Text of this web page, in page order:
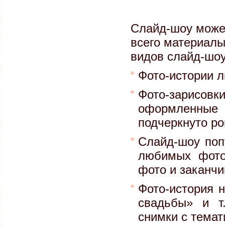
Слайд-шоу
всего
видов слайд-
Фото-истории
Фото-
оформленные
подчеркнуто
Слайд-шоу
любимых
фото и
Фото-история
свадьбы» и
снимки с